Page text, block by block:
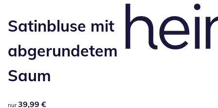
Satinbluse mit
abgerundetem
Saum
39,99 €
nur 39,99 €